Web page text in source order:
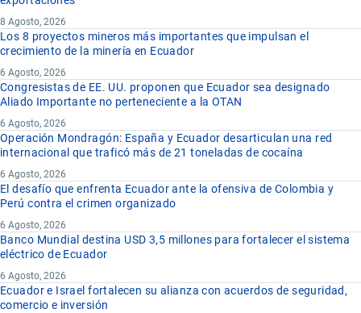
8 Agosto, 2026
Los 8 proyectos mineros más importantes que impulsan el
crecimiento de la minería en Ecuador
6 Agosto, 2026
Congresistas de EE. UU. proponen que Ecuador sea designado
Aliado Importante no perteneciente a la OTAN
6 Agosto, 2026
Operación Mondragón: España y Ecuador desarticulan una red
internacional que traficó más de 21 toneladas de cocaína
6 Agosto, 2026
El desafío que enfrenta Ecuador ante la ofensiva de Colombia y
Perú contra el crimen organizado
6 Agosto, 2026
Banco Mundial destina USD 3,5 millones para fortalecer el sistema
eléctrico de Ecuador
6 Agosto, 2026
Ecuador e Israel fortalecen su alianza con acuerdos de seguridad,
comercio e inversión